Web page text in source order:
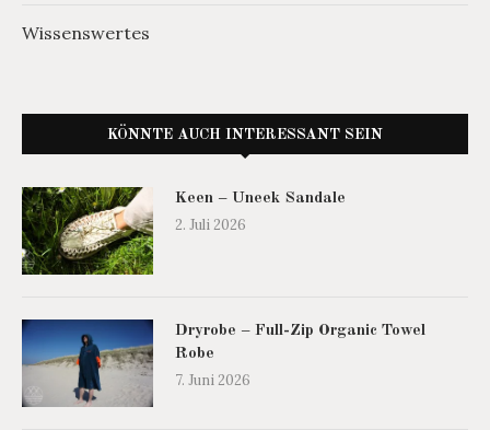
Wissenswertes
KÖNNTE AUCH INTERESSANT SEIN
Keen – Uneek Sandale
2. Juli 2026
Dryrobe – Full-Zip Organic Towel
Robe
7. Juni 2026